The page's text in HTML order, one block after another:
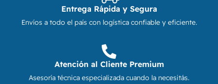
Entrega Rápida y Segura
Envíos a todo el país con logística confiable y eficiente.
Atención al Cliente Premium
Asesoría técnica especializada cuando la necesitás.